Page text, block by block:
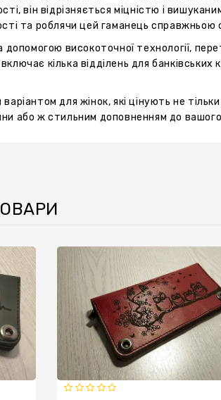
він відрізняється міцністю і
та роблячи цей гаманець
допомогою високоточної технології,
кілька відділень для
для жінок, які цінують не
або ж стильним доповненням до